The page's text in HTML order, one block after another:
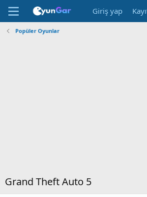
Giriş yap
Popüler Oyunlar
Grand Theft Auto 5